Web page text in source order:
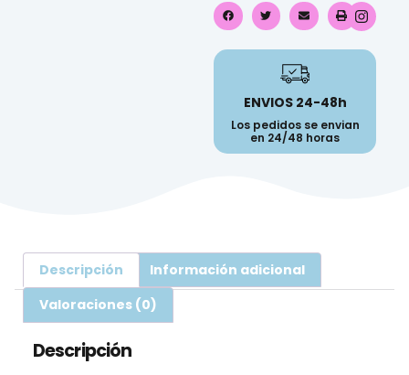
ENVIOS 24-48h
Los pedidos se envian
en 24/48 horas
Descripción
Información adicional
Valoraciones (0)
Descripción